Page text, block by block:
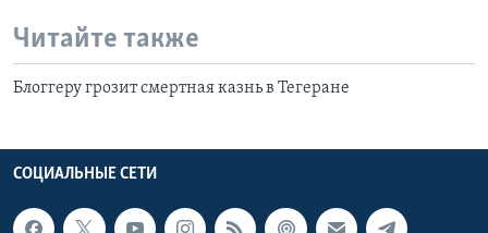
Читайте также
Блоггеру грозит смертная казнь в Тегеране
СОЦИАЛЬНЫЕ СЕТИ